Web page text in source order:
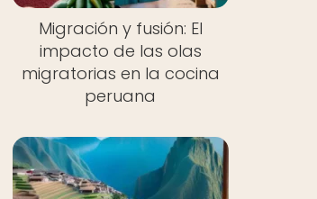
Migración y fusión: El
impacto de las olas
migratorias en la cocina
peruana